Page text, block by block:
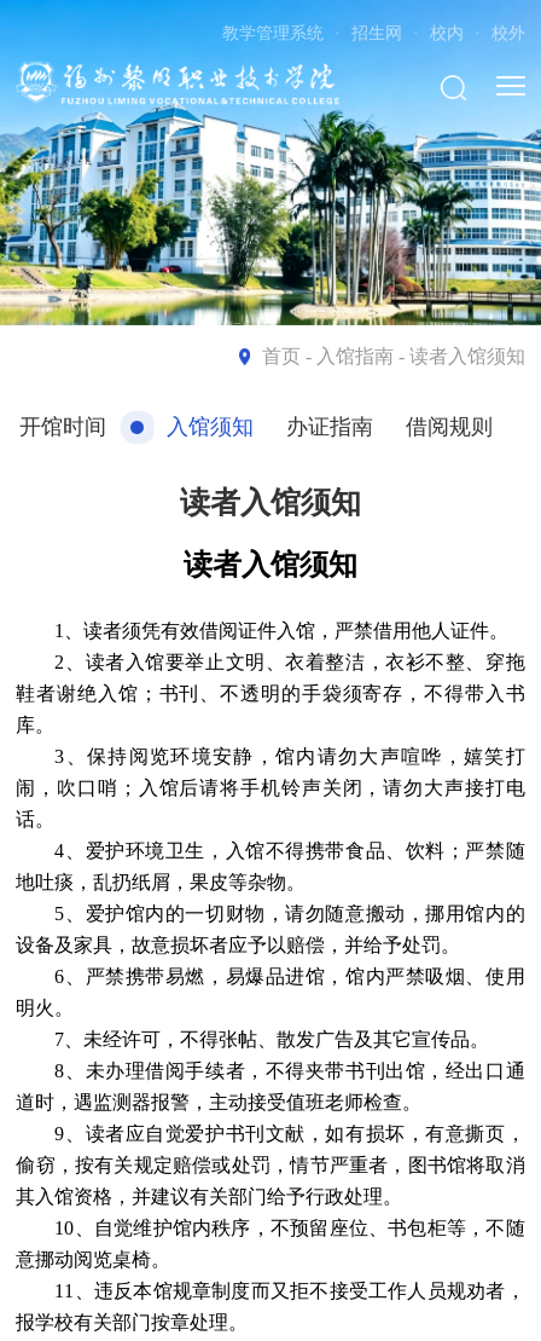
教学管理系统 · 招生网 · 校内 · 校外
首页- 入馆指南 - 读者入馆须知
开馆时间 入馆须知 办证指南 借阅规则
读者入馆须知
读者入馆须知
1
、读者须凭有效借阅证件入馆，严禁借用他人证件。
2 、读者入馆要举止文明、衣着整洁，衣衫不整、穿拖
鞋者谢绝入馆；书刊、不透明的手袋须寄存，不得带入书
库。
3 、保持阅览环境安静，馆内请勿大声喧哗，嬉笑打
闹，吹口哨；入馆后请将手机铃声关闭，请勿大声接打电
话。
4 、爱护环境卫生，入馆不得携带食品、饮料；严禁随
地吐痰，乱扔纸屑，果皮等杂物。
5 、爱护馆内的一切财物，请勿随意搬动，挪用馆内的
设备及家具，故意损坏者应予以赔偿，并给予处罚。
6 、严禁携带易燃，易爆品进馆，馆内严禁吸烟、使用
明火。
7 、未经许可，不得张帖、散发广告及其它宣传品。
8 、未办理借阅手续者，不得夹带书刊出馆，经出口通
道时，遇监测器报警，主动接受值班老师检查。
9 、读者应自觉爱护书刊文献，如有损坏，有意撕页，
偷窃，按有关规定赔偿或处罚，情节严重者，图书馆将取消
其入馆资格，并建议有关部门给予行政处理。
10 、自觉维护馆内秩序，不预留座位、书包柜等，不随
意挪动阅览桌椅。
11
、违反本馆规章制度而又拒不接受工作人员规劝者，
报学校有关部门按章处理。